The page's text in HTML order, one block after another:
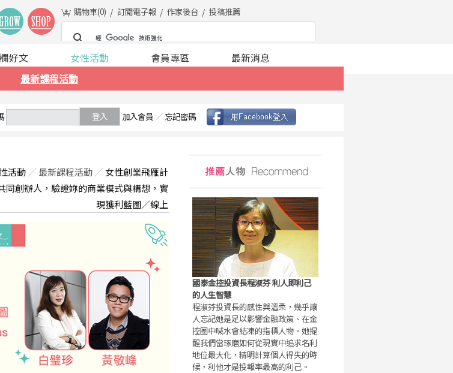
購物車(0) 訂閱電子報 作家後台 投稿推薦
好文
女性活動
最新課程活動
會員專區 最新消息
登入 加入會員 ／ 忘記密碼
活動 ／ 最新課程活動 ／ 女性創業飛雁計
同創辦人，驗證妳的商業模式與構想，實
現獲利藍圖／線上
國泰金控投資長程淑芬 利人即利己
的人生智慧
程淑芬投資長的感性與溫柔，幾乎讓
人忘記她是足以影響金融政策、在金
控圈中喊水會結凍的指標人物。她提
醒我們當琢磨如何從現實中追求名利
地位最大化，精明計算個人得失的時
候，利他才是投報率最高的利己。